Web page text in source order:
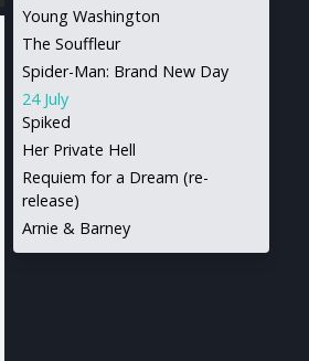
Young Washington
The Souffleur
Spider-Man: Brand New Day
24 July
Spiked
Her Private Hell
Requiem for a Dream (re-
release)
Arnie & Barney